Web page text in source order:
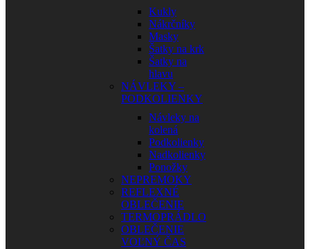
Kukly
Nákrčníky
Masky
Šatky na krk
Šatky na
hlavu
NÁVLEKY –
PODKOLIENKY
Návleky na
kolená
Podkolienky
Nadkolienky
Ponožky
NEPREMOKY
REFLEXNÉ
OBLEČENIE
TERMOPRÁDLO
OBLEČENIE
VOĽNÝ ČAS